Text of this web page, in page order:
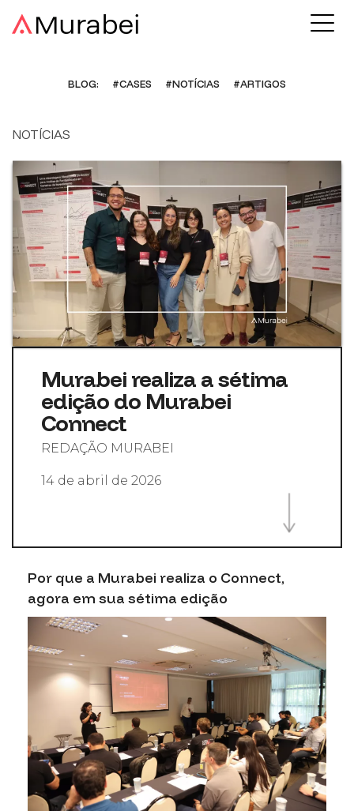
BLOG: #CASES #NOTÍCIAS #ARTIGOS
NOTÍCIAS
Murabei realiza a sétima
edição do Murabei
Connect
REDAÇÃO MURABEI
14 de abril de 2026
Por que a Murabei realiza o Connect,
agora em sua sétima edição